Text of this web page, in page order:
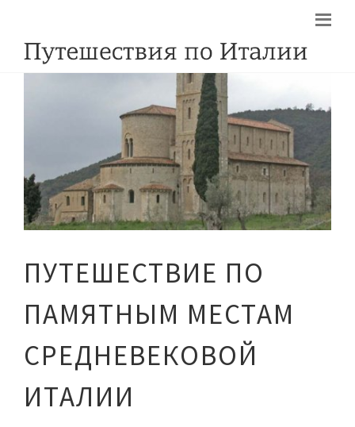
ПУТЕШЕСТВИЕ ПО
ПАМЯТНЫМ МЕСТАМ
СРЕДНЕВЕКОВОЙ
ИТАЛИИ